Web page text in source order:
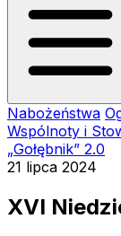
Nabożeństwa
Wspólnoty i
„Gołębnik” 2.0
21 lipca 2024
XVI